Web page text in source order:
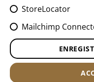
StoreLocator
Mailchimp